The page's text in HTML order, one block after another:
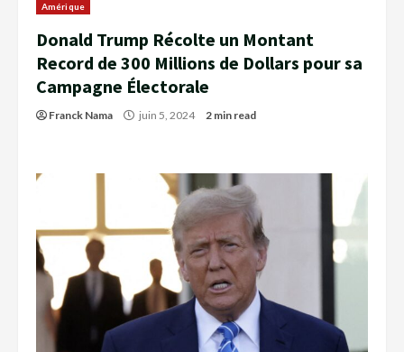
Amérique
Donald Trump Récolte un Montant
Record de 300 Millions de Dollars pour sa
Campagne Électorale
Franck Nama juin 5, 2024 2 min read